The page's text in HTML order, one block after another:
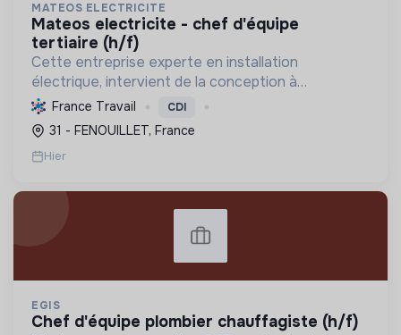
MATEOS ELECTRICITE
mateos electricite - chef d'équipe
tertiaire (h/f)
Cette entreprise experte en installation
électrique, intervient de la conception à
l'exploitation, notamment pour les centrales
photovoltaïques. Elle contribue à la transition
écologique avec son Labe...
France Travail CDI
31 - FENOUILLET, France
Hier
EGIS
chef d'équipe plombier chauffagiste (h/f)